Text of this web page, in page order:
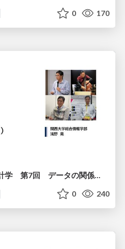
0 170
2026年度春学期 統計学 第7回 データの関係を知る（２）ー 回帰と決定係数 (2026. 5. 21)
0 240